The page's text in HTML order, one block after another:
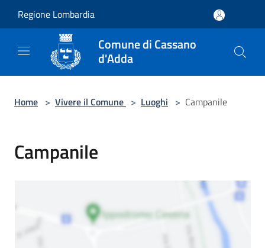
Regione Lombardia
Comune di Cassano
d'Adda
Home > Vivere il Comune > Luoghi > Campanile
Campanile